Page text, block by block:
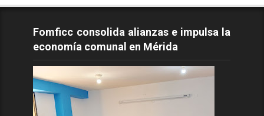
Fomficc consolida alianzas e impulsa la
economía comunal en Mérida